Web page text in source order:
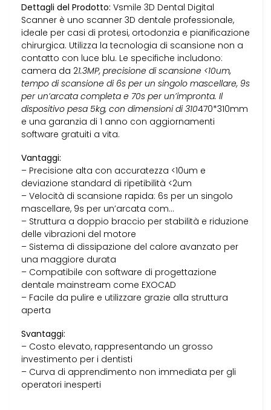
Dettagli del Prodotto: Vsmile 3D Dental Digital
Scanner è uno scanner 3D dentale professionale,
ideale per casi di protesi, ortodonzia e pianificazione
chirurgica. Utilizza la tecnologia di scansione non a
contatto con luce blu. Le specifiche includono:
camera da 21.3MP, precisione di scansione <10um,
tempo di scansione di 6s per un singolo mascellare, 9s
per un’arcata completa e 70s per un’impronta. Il
dispositivo pesa 5kg, con dimensioni di 310470*310mm
e una garanzia di 1 anno con aggiornamenti
software gratuiti a vita.
Vantaggi:
– Precisione alta con accuratezza <10um e
deviazione standard di ripetibilità <2um
– Velocità di scansione rapida: 6s per un singolo
mascellare, 9s per un’arcata com…
– Struttura a doppio braccio per stabilità e riduzione
delle vibrazioni del motore
– Sistema di dissipazione del calore avanzato per
una maggiore durata
– Compatibile con software di progettazione
dentale mainstream come EXOCAD
– Facile da pulire e utilizzare grazie alla struttura
aperta
Svantaggi:
– Costo elevato, rappresentando un grosso
investimento per i dentisti
– Curva di apprendimento non immediata per gli
operatori inesperti